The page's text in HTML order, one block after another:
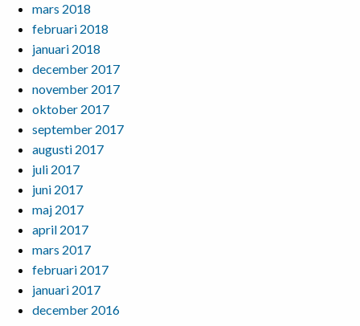
mars 2018
februari 2018
januari 2018
december 2017
november 2017
oktober 2017
september 2017
augusti 2017
juli 2017
juni 2017
maj 2017
april 2017
mars 2017
februari 2017
januari 2017
december 2016